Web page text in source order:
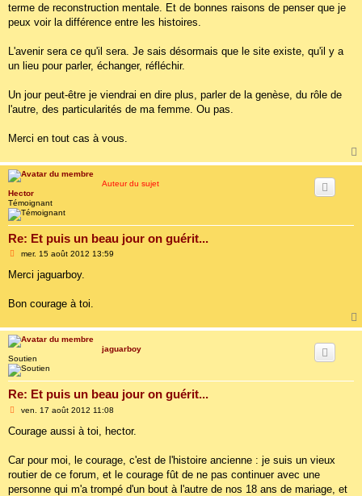
terme de reconstruction mentale. Et de bonnes raisons de penser que je
peux voir la différence entre les histoires.
L'avenir sera ce qu'il sera. Je sais désormais que le site existe, qu'il y a
un lieu pour parler, échanger, réfléchir.
Un jour peut-être je viendrai en dire plus, parler de la genèse, du rôle de
l'autre, des particularités de ma femme. Ou pas.
Merci en tout cas à vous.
Auteur du sujet
Hector
Témoignant
Re: Et puis un beau jour on guérit...
M
s
g
mer. 15 août 2012 13:59
Merci jaguarboy.
Bon courage à toi.
jaguarboy
Soutien
Re: Et puis un beau jour on guérit...
M
s
g
ven. 17 août 2012 11:08
Courage aussi à toi, hector.
Car pour moi, le courage, c'est de l'histoire ancienne : je suis un vieux
routier de ce forum, et le courage fût de ne pas continuer avec une
personne qui m'a trompé d'un bout à l'autre de nos 18 ans de mariage, et